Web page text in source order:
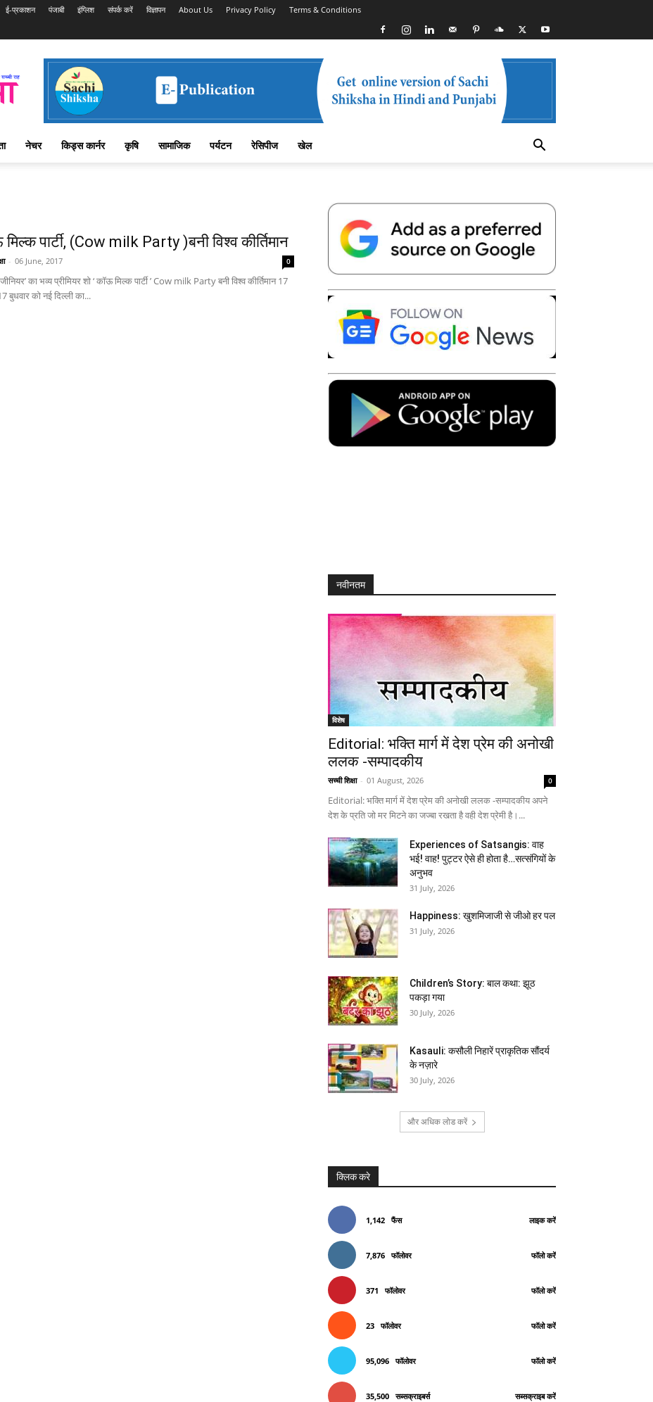
ई-प्रकाशन पंजाबी इंग्लिश संपर्क करें विज्ञापन About Us Privacy Policy Terms & Conditions
नेचर किड्स कार्नर कृषि सामाजिक पर्यटन रेसिपीज खेल
पार्टी, (Cow milk Party )बनी विश्व कीर्तिमान
- 06 June, 2017 0
का भव्य प्रीमियर शो ‘ कॉऊ मिल्क पार्टी ’ Cow milk Party बनी विश्व कीर्तिमान 17
बुधवार को नई दिल्ली का...
नवीनतम
विशेष
Editorial: भक्ति मार्ग में देश प्रेम की अनोखी
ललक -सम्पादकीय
सच्ची शिक्षा - 01 August, 2026 0
Editorial: भक्ति मार्ग में देश प्रेम की अनोखी ललक -सम्पादकीय अपने
देश के प्रति जो मर मिटने का जज्बा रखता है वही देश प्रेमी है।...
Experiences of Satsangis: वाह
भई! वाह! पुट्टर ऐसे ही होता है…सत्संगियों के
अनुभव
31 July, 2026
Happiness: खुशमिजाजी से जीओ हर पल
31 July, 2026
Children’s Story: बाल कथा: झूठ
पकड़ा गया
30 July, 2026
Kasauli: कसौली निहारें प्राकृतिक सौंदर्य
के नज़ारे
30 July, 2026
और अधिक लोड करें
क्लिक करे
1,142 फैंस लाइक करें
7,876 फॉलोवर फॉलो करें
371 फॉलोवर फॉलो करें
23 फॉलोवर फॉलो करें
95,096 फॉलोवर फॉलो करें
35,500 सब्सक्राइबर्स सब्सक्राइब करें